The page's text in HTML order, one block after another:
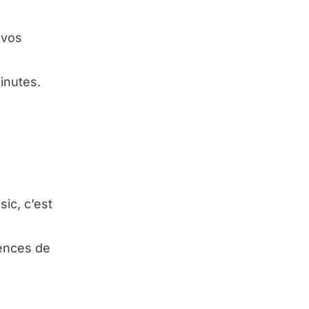
c’est
de